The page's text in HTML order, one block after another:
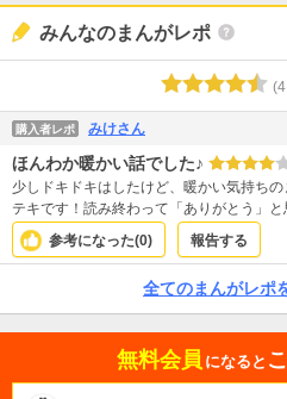
みんなのまんがレポ
(
購入者レポ みけさん
ほんわか暖かい話でした♪
少しドキドキはしたけど、暖かい気持ち
テキです！読み終わって「ありがとう」と
参考になった(0) 報告する
全てのまんがレポ
無料会員 になると